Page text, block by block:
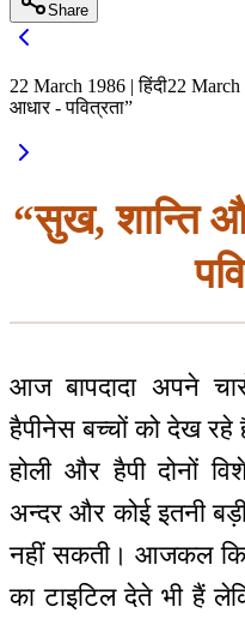
Share
22 March 1986 | हिंदी22 March
आधार - पवित्रता”
“सुख, शान्ति
आज बापदादा अपने
हैपीनेस बच्चों को देख
होली और हैपी दोनों
अन्दर और कोई इतनी
नहीं सकती। आजकल
का टाइटिल देते भी हैं